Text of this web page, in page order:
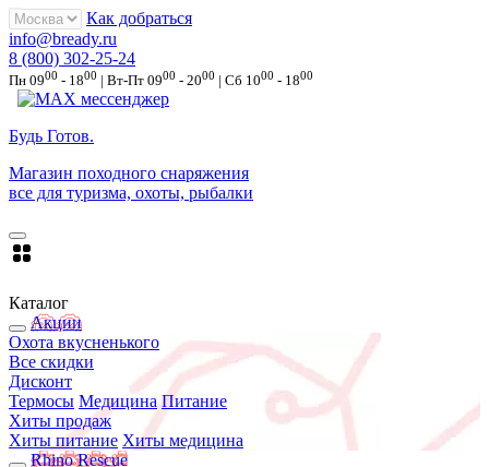
Как добраться
info@bready.ru
8 (800) 302-25-24
Пн 0900 - 1800 | Вт-Пт 0900 - 2000 | Сб 1000 - 1800
Будь Готов.
Магазин походного снаряжения
все для туризма, охоты, рыбалки
Каталог
Акции
Охота вкусненького
Все скидки
Дисконт
Термосы Медицина Питание
Хиты продаж
Хиты питание Хиты медицина
Rhino Rescue